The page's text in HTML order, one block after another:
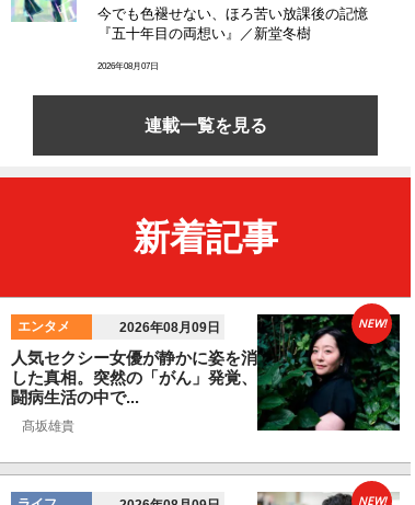
今でも色褪せない、ほろ苦い放課後の記憶
『五十年目の両想い』／新堂冬樹
2026年08月07日
連載一覧を見る
新着記事
エンタメ 2026年08月09日
人気セクシー女優が静かに姿を消
した真相。突然の「がん」発覚、
闘病生活の中で...
髙坂雄貴
NEW!
NEW!